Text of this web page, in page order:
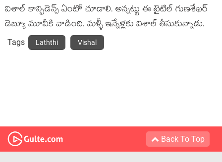
విశాల్ కాన్ఫిడెన్స్ ఏంటో చూడాలి. అన్నట్టు ఈ టైటిల్ గుణశేఖర్
డెబ్యూ మూవీకి వాడింది. మళ్ళీ ఇన్నేళ్లకు విశాల్ తీసుకున్నాడు.
Tags Laththi Vishal
Back To Top